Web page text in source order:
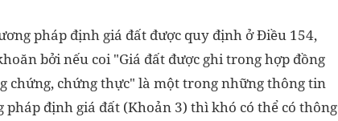
pháp định giá đất được quy định ở Điều 154,
bởi nếu coi "Giá đất được ghi trong hợp đồng
chứng, chứng thực" là một trong những thông tin
định giá đất (Khoản 3) thì khó có thể có thông